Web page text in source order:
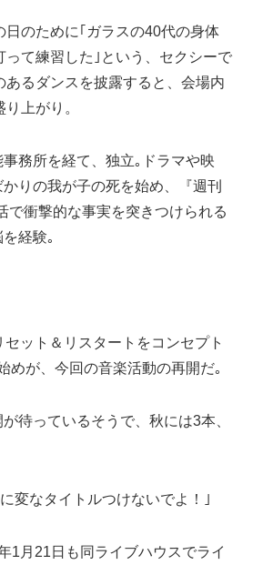
のために｢ガラスの40代の身体
って練習した｣という、セクシーで
あるダンスを披露すると、会場内
り上がり。
務所を経て、独立｡ドラマや映
りの我が子の死を始め、『週刊
で衝撃的な事実を突きつけられる
経験｡
ット＆リスタートをコンセプト
めが、今回の音楽活動の再開だ｡
待っているそうで、秋には3本、
変なタイトルつけないでよ！｣
1月21日も同ライブハウスでライ